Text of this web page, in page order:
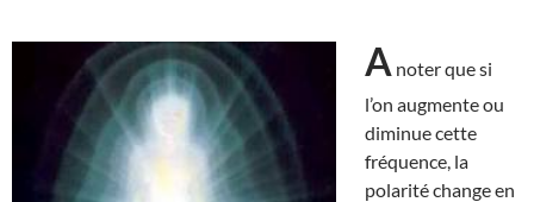
A noter que si
l’on augmente ou
diminue cette
fréquence, la
polarité change en